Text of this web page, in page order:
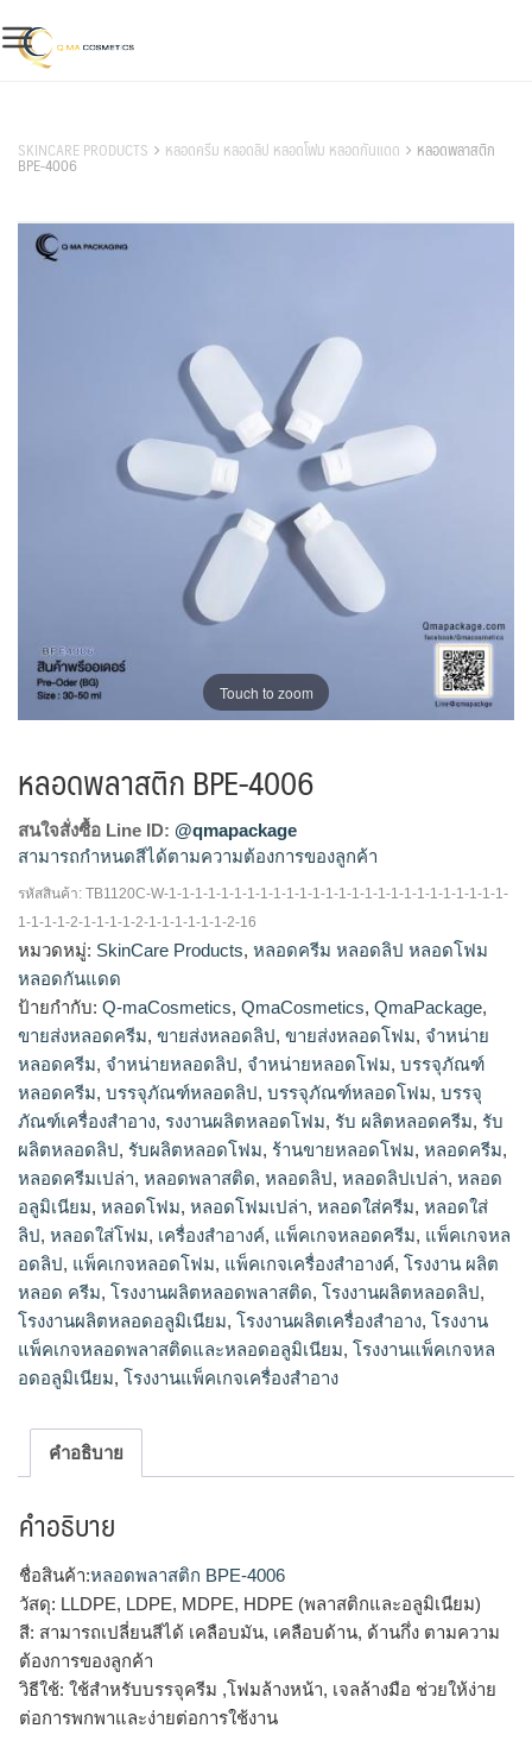
to
content
SKINCARE PRODUCTS หลอดครีม หลอดลิป หลอดโฟม หลอดกันแดด หลอดพลาสติก
BPE-4006
Touch to zoom
หลอดพลาสติก BPE-4006
สนใจสั่งซื้อ Line ID: @qmapackage
สามารถกำหนดสีได้ตามความต้องการของลูกค้า
โฟม,ขายส่งหลอดโฟม,ร้านขายหลอดโฟม,โรงงานผลิตหลอด
ลิป,ขายส่งหลอดลิป,รับผลิตหลอดลิป,จำหน่ายหลอดลิป,โรงงาน
ผลิต หลอด ครีม,รับ ผลิตหลอดครีม,จำหน่ายหลอดครีม,ขายส่ง
หลอดครีม
รหัสสินค้า: TB1120C-W-1-1-1-1-1-1-1-1-1-1-1-1-1-1-1-1-1-1-1-1-1-1-1-1-1-1-
1-1-1-1-2-1-1-1-1-2-1-1-1-1-1-1-2-16
หมวดหมู่: SkinCare Products, หลอดครีม หลอดลิป หลอดโฟม
หลอดกันแดด
ป้ายกำกับ: Q-maCosmetics, QmaCosmetics, QmaPackage,
ขายส่งหลอดครีม, ขายส่งหลอดลิป, ขายส่งหลอดโฟม, จำหน่าย
หลอดครีม, จำหน่ายหลอดลิป, จำหน่ายหลอดโฟม, บรรจุภัณฑ์
หลอดครีม, บรรจุภัณฑ์หลอดลิป, บรรจุภัณฑ์หลอดโฟม, บรรจุ
ภัณฑ์เครื่องสำอาง, รงงานผลิตหลอดโฟม, รับ ผลิตหลอดครีม, รับ
ผลิตหลอดลิป, รับผลิตหลอดโฟม, ร้านขายหลอดโฟม, หลอดครีม,
หลอดครีมเปล่า, หลอดพลาสติด, หลอดลิป, หลอดลิปเปล่า, หลอด
อลูมิเนียม, หลอดโฟม, หลอดโฟมเปล่า, หลอดใส่ครีม, หลอดใส่
ลิป, หลอดใส่โฟม, เครื่องสำอางค์, แพ็คเกจหลอดครีม, แพ็คเกจหล
อดลิป, แพ็คเกจหลอดโฟม, แพ็คเกจเครื่องสำอางค์, โรงงาน ผลิต
หลอด ครีม, โรงงานผลิตหลอดพลาสติด, โรงงานผลิตหลอดลิป,
โรงงานผลิตหลอดอลูมิเนียม, โรงงานผลิตเครื่องสำอาง, โรงงาน
แพ็คเกจหลอดพลาสติดและหลอดอลูมิเนียม, โรงงานแพ็คเกจหล
อดอลูมิเนียม, โรงงานแพ็คเกจเครื่องสำอาง
คำอธิบาย
คำอธิบาย
ชื่อสินค้า:หลอดพลาสติก BPE-4006
วัสดุ: LLDPE, LDPE, MDPE, HDPE (พลาสติกและอลูมิเนียม)
สี: สามารถเปลี่ยนสีได้ เคลือบมัน, เคลือบด้าน, ด้านกึ่ง ตามความ
ต้องการของลูกค้า
วิธีใช้: ใช้สำหรับบรรจุครีม ,โฟมล้างหน้า, เจลล้างมือ ช่วยให้ง่าย
ต่อการพกพาและง่ายต่อการใช้งาน